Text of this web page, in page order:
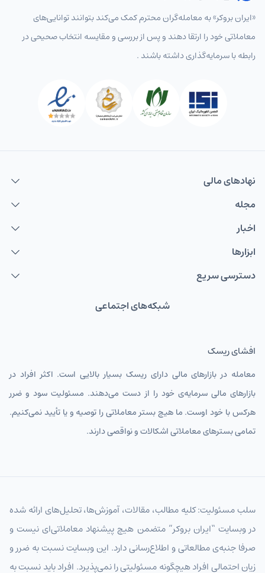
«ایران بروکر» به معامله‌گران محترم کمک می‌کند بتوانند توانایی‌های
معاملاتی خود را ارتقا دهند و پس از بررسی و مقایسه انتخاب‌ صحیحی در
رابطه با سرمایه‌گذاری داشته باشند .
نهاد‌های مالی
مجله
اخبار
ابزارها
دسترسی سریع
شبکه‌های اجتماعی
افشای ریسک
معامله در بازارهای مالی دارای ریسک بسیار بالایی است. اکثر افراد در
بازارهای مالی سرمایه‌ی خود را از دست می‌دهند. مسئولیت سود و ضرر
هرکس با خود اوست. ما هیچ بستر معاملاتی را توصیه و یا تأیید نمی‌کنیم.
تمامی بسترهای معاملاتی اشکالات و نواقصی دارند.
سلب مسئولیت: کلیه مطالب، مقالات، آموزش‌ها، تحلیل‌های ارائه شده
در وبسایت “ایران بروکر” متضمن هیچ پیشنهاد معاملاتی‌ای نیست و
صرفا جنبه‌ی مطالعاتی و اطلاع‌رسانی دارد. این وبسایت نسبت به ضرر و
زیان احتمالی افراد هیچگونه مسئولیتی را نمی‌پذیرد. افراد باید نسبت به